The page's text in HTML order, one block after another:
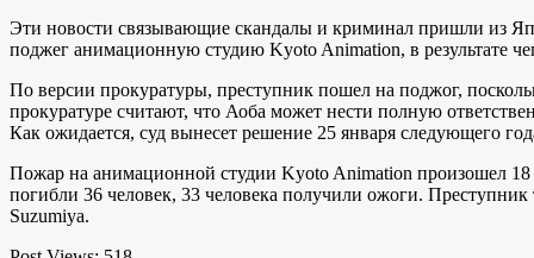
Эти новости связывающие скандалы и криминал пришли из
поджег анимационную студию Kyoto Animation, в результате
По версии прокуратуры, преступник пошел на поджог,
прокуратуре считают, что Аоба может нести полную
Как ожидается, суд вынесет решение 25 января следующего
Пожар на анимационной студии Kyoto Animation произошел 18
погибли 36 человек, 33 человека получили ожоги.
Suzumiya.